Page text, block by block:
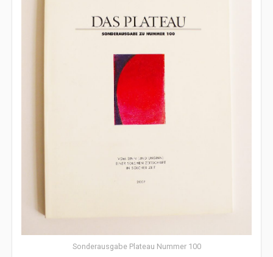
Sonderausgabe Plateau Nummer 100